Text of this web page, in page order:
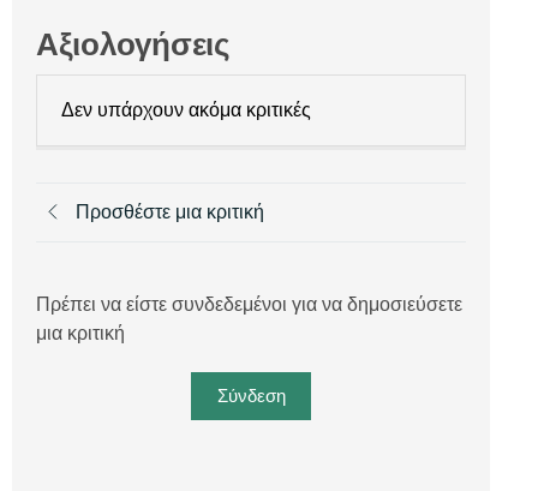
Αξιολογήσεις
Δεν υπάρχουν ακόμα κριτικές
Προσθέστε μια κριτική
Πρέπει να είστε συνδεδεμένοι για να δημοσιεύσετε
μια κριτική
Σύνδεση